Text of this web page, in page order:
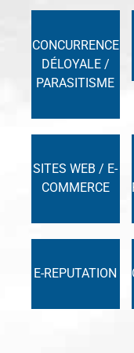
CONCURRENCE
DÉLOYALE /
PARASITISME
SITES WEB / E-
COMMERCE
E-REPUTATION